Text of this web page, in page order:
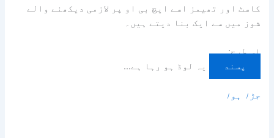
کاسٹ اور تھیمز اسے ایچ بی او پر لازمی دیکھنے والے
شوز میں سے ایک بنا دیتے ہیں۔
اس طرح:
پسند
یہ لوڈ ہو رہا ہے…
جڑا ہوا